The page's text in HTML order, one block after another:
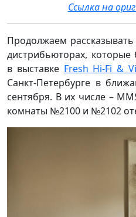
Ссылка на
Продолжаем
дистрибьюторах, которые
в выставке Fresh Hi-Fi &
Санкт-Петербурге в
сентября. В их числе –
комнаты №2100 и №2102